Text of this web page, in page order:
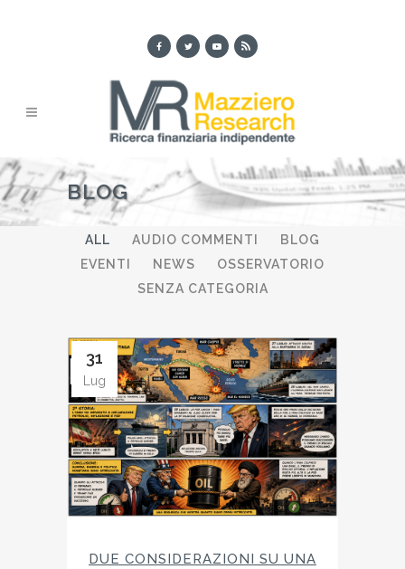
BLOG
ALL AUDIO COMMENTI
BLOG
EVENTI
NEWS
OSSERVATORIO
SENZA CATEGORIA
31
Lug
DUE CONSIDERAZIONI SU UNA